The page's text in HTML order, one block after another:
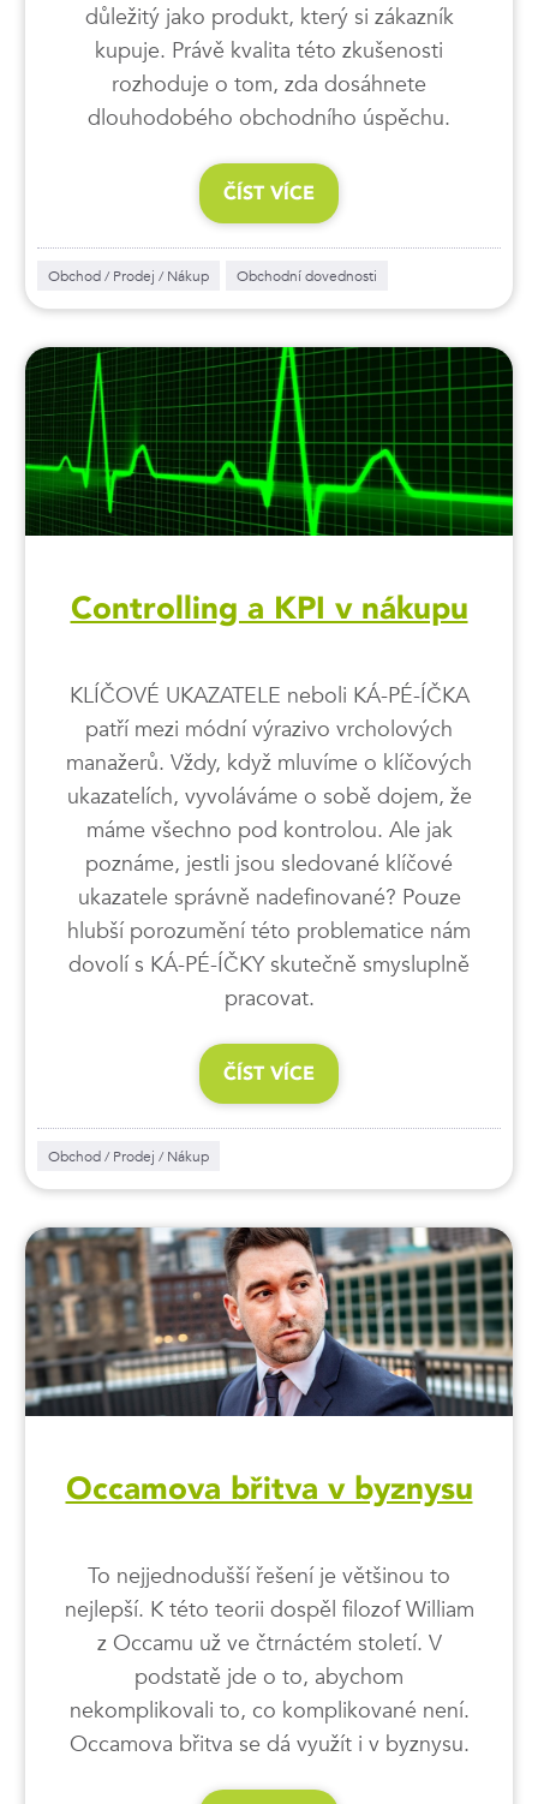
důležitý jako produkt, který si zákazník
kupuje. Právě kvalita této zkušenosti
rozhoduje o tom, zda dosáhnete
dlouhodobého obchodního úspěchu.
ČÍST VÍCE
Obchod / Prodej / Nákup Obchodní dovednosti
Controlling a KPI v nákupu
KLÍČOVÉ UKAZATELE neboli KÁ-PÉ-ÍČKA
patří mezi módní výrazivo vrcholových
manažerů. Vždy, když mluvíme o klíčových
ukazatelích, vyvoláváme o sobě dojem, že
máme všechno pod kontrolou. Ale jak
poznáme, jestli jsou sledované klíčové
ukazatele správně nadefinované? Pouze
hlubší porozumění této problematice nám
dovolí s KÁ-PÉ-ÍČKY skutečně smysluplně
pracovat.
ČÍST VÍCE
Obchod / Prodej / Nákup
Occamova břitva v byznysu
To nejjednodušší řešení je většinou to
nejlepší. K této teorii dospěl filozof William
z Occamu už ve čtrnáctém století. V
podstatě jde o to, abychom
nekomplikovali to, co komplikované není.
Occamova břitva se dá využít i v byznysu.